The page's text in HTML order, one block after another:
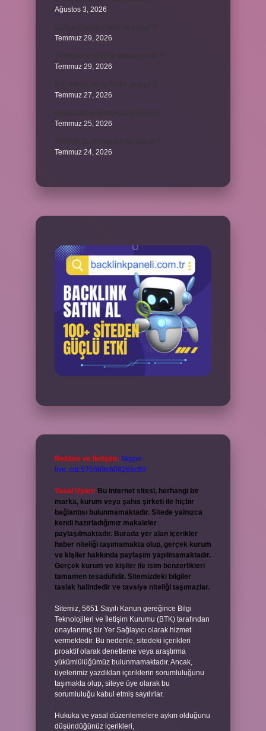
Ağustos 3, 2026
Temmuz 29, 2026
Temmuz 29, 2026
Temmuz 27, 2026
Temmuz 25, 2026
Temmuz 24, 2026
Reklam ve İletişim: Skype:
live:.cid.575569c608265c69
Yasal Uyarı: Bu internet sitesi, herhangi bir
marka, kurum veya şahıs şirketi ile hiçbir
bağlantısı bulunmamaktadır. Sitede yalnızca
kendi hazırladığımız makaleler
paylaşılmaktadır. Burada yer alan içerikler
haber niteliği taşımamakta olup, gerçek kurum
ve kişiler hakkında paylaşım yapılmamaktadır.
Gerçek kurum ve kişiler ile isim benzerlikleri
tamamen tesadüfidir. Sitemizdeki bilgiler
taslak halindedir ve tavsiye niteliği taşımazlar.
Sitemiz, 5651 Sayılı Kanun gereğince Bilgi
Teknolojileri ve İletişim Kurumu (BTK) tarafından
onaylanmış bir Yer Sağlayıcı olarak hizmet
vermektedir. Bu nedenle, sitedeki içerikleri
proaktif olarak denetleme veya araştırma
yükümlülüğümüz bulunmamaktadır. Ancak,
üyelerimiz yazdıkları içeriklerin sorumluluğunu
taşımakta olup, siteye üye olarak bu
sorumluluğu kabul etmiş sayılırlar.
Hukuka ve yasal düzenlemelere aykırı olduğunu
düşündüğünüz içerikleri,